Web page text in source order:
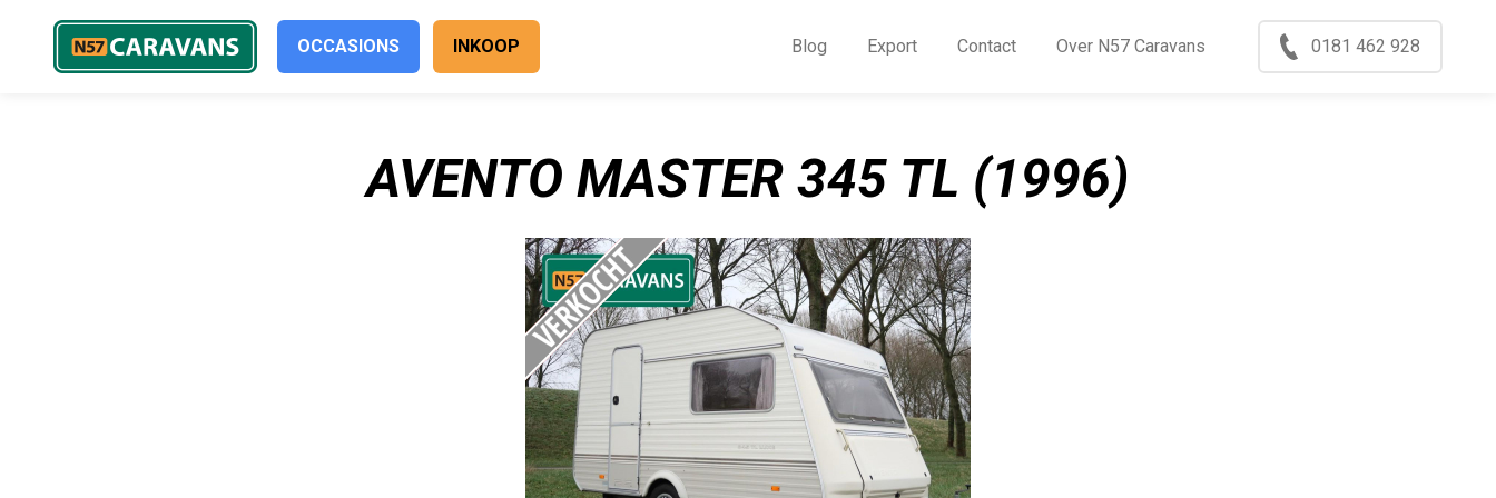
OCCASIONS INKOOP Blog Export Contact Over N57 Caravans 0181 462 928
AVENTO MASTER 345 TL (1996)
Blog